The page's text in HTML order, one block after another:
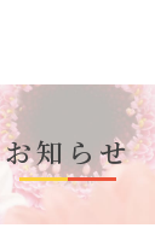
お知らせ